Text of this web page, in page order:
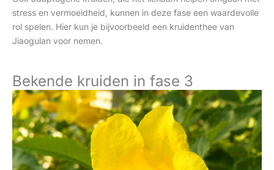
stress en vermoeidheid, kunnen in deze fase een waardevolle
rol spelen. Hier kun je bijvoorbeeld een kruidenthee van
Jiaogulan voor nemen.
Bekende kruiden in fase 3